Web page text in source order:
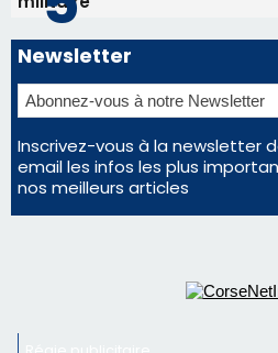
Régie publicitaire
Mentions légales
Nous contacter